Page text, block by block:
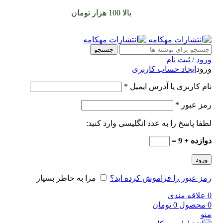
بالا 100 هزار تومان
جستجو
ورود / ثبت نام
ورود ایجاد حساب کاربری
نام کاربری یا آدرس ایمیل *
رمز عبور *
لطفا پاسخ را به عدد انگلیسی وارد کنید:
دوازده + 9 =
ورود
رمز عبور را فراموش کرده اید؟ مرا به خاطر بسپار
0 علاقه مندی
0 محصول 0 تومان
منو